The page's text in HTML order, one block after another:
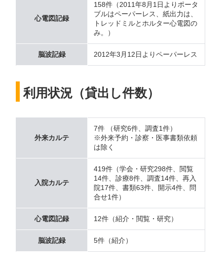
心電図記録
158件（2011年8月1日よりポータ
ブルはペーパーレス、紙出力は、
トレッドミルとホルター心電図の
み。）
脳波記録 2012年3月12日よりペーパーレス
利用状況（貸出し件数）
外来カルテ
7件 （研究6件、調査1件）
※外来予約・診察・医事書類依頼
は除く
入院カルテ
419件（学会・研究298件、閲覧
14件、診療8件、調査14件、再入
院17件、書類63件、開示4件、問
合せ1件）
心電図記録 12件（紹介・閲覧・研究）
脳波記録 5件（紹介）